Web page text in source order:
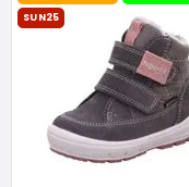
SUN25